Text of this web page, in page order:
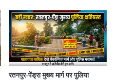
रतनपुर-पेंड्रा मुख्य मार्ग पर पुलिया